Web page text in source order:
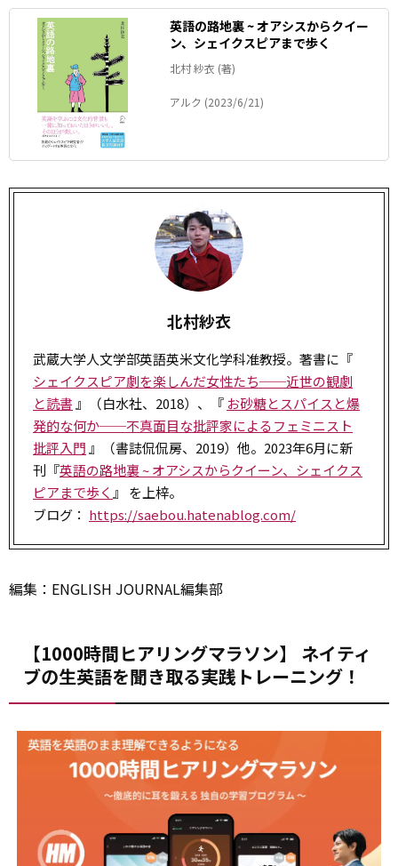
英語の路地裏 ~ オアシスからクイー
ン、シェイクスピアまで歩く
北村 紗衣 (著)
アルク (2023/6/21)
北村紗衣
武蔵大学人文学部英語英米文化学科准教授。著書に『
シェイクスピア劇を楽しんだ女性たち──近世の観劇
と読書 』（白水社、2018）、『 お砂糖とスパイスと爆
発的な何か──不真面目な批評家によるフェミニスト
批評入門 』（書誌侃侃房、2019）他。2023年6月に新
刊『英語の路地裏 ~ オアシスからクイーン、シェイクス
ピアまで歩く 』 を上梓。
ブログ： https://saebou.hatenablog.com/
編集：ENGLISH JOURNAL編集部
【1000時間ヒアリングマラソン】 ネイティ
ブの生英語を聞き取る実践トレーニング！